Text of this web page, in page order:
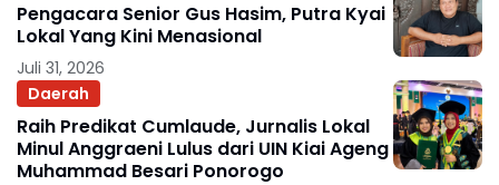
Pengacara Senior Gus Hasim, Putra Kyai
Lokal Yang Kini Menasional
Juli 31, 2026
Daerah
Raih Predikat Cumlaude, Jurnalis Lokal
Minul Anggraeni Lulus dari UIN Kiai Ageng
Muhammad Besari Ponorogo